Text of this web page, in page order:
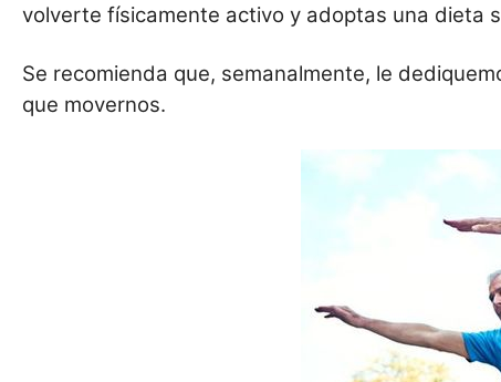
volverte físicamente activo y adoptas una dieta
Se recomienda que, semanalmente, le
que movernos.